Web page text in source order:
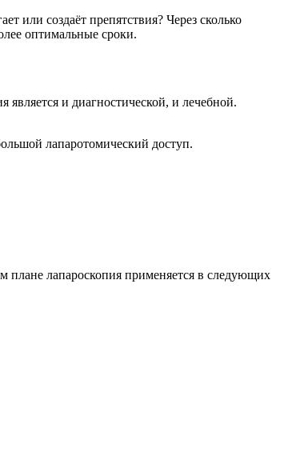
или создаёт препятствия? Через сколько
оптимальные сроки.
и диагностической, и лечебной.
лапаротомический доступ.
плане лапароскопия применяется в следующих